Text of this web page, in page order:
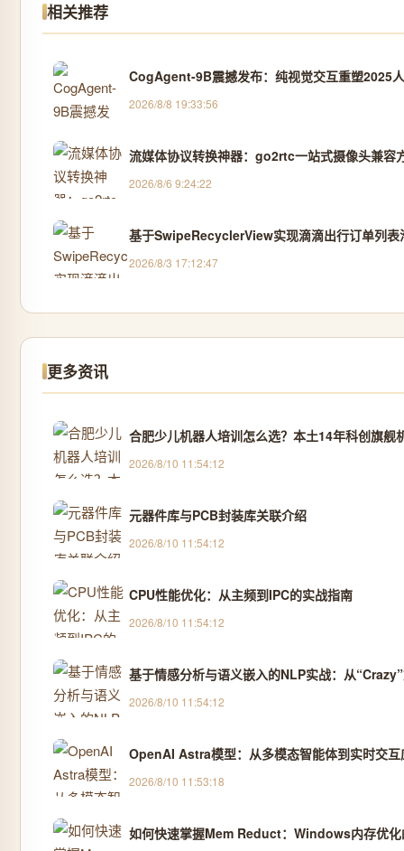
相关推荐
CogAgent-9B震撼发布：纯视觉交互重塑2025
2026/8/8 19:33:56
流媒体协议转换神器：go2rtc一站式摄像头兼容
2026/8/6 9:24:22
基于SwipeRecyclerView实现滴滴出行订单列表
2026/8/3 17:12:47
更多资讯
合肥少儿机器人培训怎么选？本土14年科创旗舰
2026/8/10 11:54:12
元器件库与PCB封装库关联介绍
2026/8/10 11:54:12
CPU性能优化：从主频到IPC的实战指南
2026/8/10 11:54:12
基于情感分析与语义嵌入的NLP实战：从
2026/8/10 11:54:12
OpenAI Astra模型：从多模态智能体到实时交互
2026/8/10 11:53:18
如何快速掌握Mem Reduct：Windows内存优化